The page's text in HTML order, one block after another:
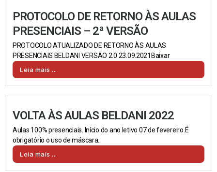
PROTOCOLO DE RETORNO ÀS AULAS
PRESENCIAIS – 2ª VERSÃO
PROTOCOLO ATUALIZADO DE RETORNO ÀS AULAS
PRESENCIAIS BELDANI VERSÃO 2.0 23.09.2021Baixar
Leia mais ...
VOLTA ÀS AULAS BELDANI 2022
Aulas 100% presenciais. Início do ano letivo 07 de fevereiro.É
obrigatório o uso de máscara.
Leia mais ...